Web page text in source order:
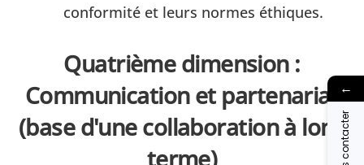
conformité et leurs normes éthiques.
Quatrième dimension :
Communication et partenariat
(base d'une collaboration à long
terme)
←
Nous contacter